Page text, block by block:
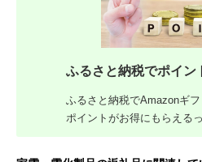
ふるさと納税でポイン
ふるさと納税でAmazonギ
ポイントがお得にもらえる